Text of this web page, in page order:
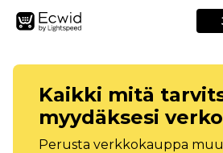
Kaikki mitä
myydäksesi
Perusta verkkokauppa